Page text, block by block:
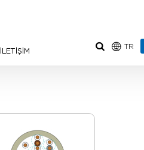
İLETİŞİM
TR